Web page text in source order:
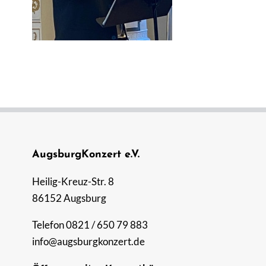
AugsburgKonzert e.V.
Heilig-Kreuz-Str. 8
86152 Augsburg
Telefon 0821 / 650 79 883
info@augsburgkonzert.de